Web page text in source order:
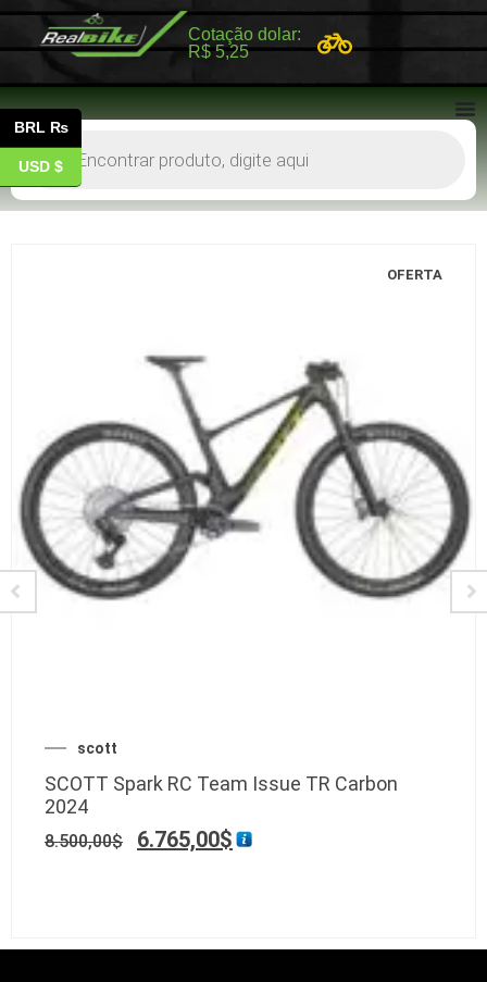
Cotação dolar:
R$ 5,25
OFERTA
scott
SCOTT Spark RC Team Issue TR Carbon
2024
8.500,00$ 6.765,00$
BRL ₨
USD $